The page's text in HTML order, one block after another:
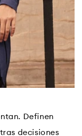
Definen
decisiones